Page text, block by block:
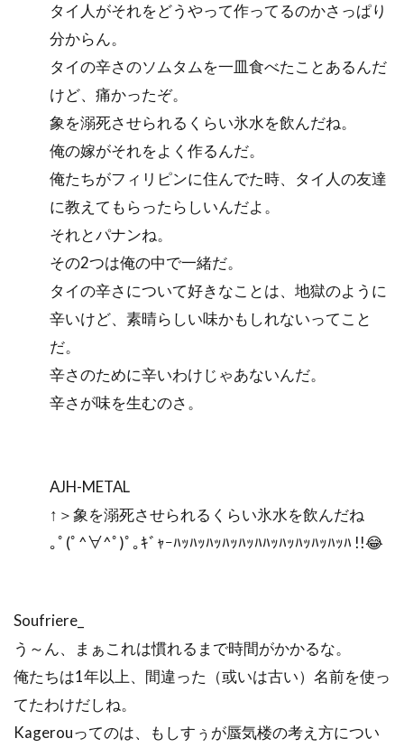
タイ人がそれをどうやって作ってるのかさっぱり
分からん。
タイの辛さのソムタムを一皿食べたことあるんだ
けど、痛かったぞ。
象を溺死させられるくらい氷水を飲んだね。
俺の嫁がそれをよく作るんだ。
俺たちがフィリピンに住んでた時、タイ人の友達
に教えてもらったらしいんだよ。
それとパナンね。
その2つは俺の中で一緒だ。
タイの辛さについて好きなことは、地獄のように
辛いけど、素晴らしい味かもしれないってこと
だ。
辛さのために辛いわけじゃあないんだ。
辛さが味を生むのさ。
AJH-METAL
↑＞象を溺死させられるくらい氷水を飲んだね
｡ﾟ(ﾟ^∀^ﾟ)ﾟ｡ｷﾞｬｰﾊｯﾊｯﾊｯﾊｯﾊｯﾊﾊｯﾊｯﾊｯﾊｯﾊｯﾊ !!😂
Soufriere_
う～ん、まぁこれは慣れるまで時間がかかるな。
俺たちは1年以上、間違った（或いは古い）名前を使っ
てたわけだしね。
Kagerouってのは、もしすぅが蜃気楼の考え方につい